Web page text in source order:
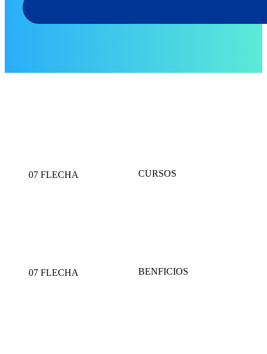
07 FLECHA CURSOS
07 FLECHA BENFICIOS